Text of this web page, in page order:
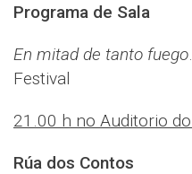
Programa de Sala
En mitad de tanto fuego
Festival
21.00 h no Auditorio
Rúa dos Contos